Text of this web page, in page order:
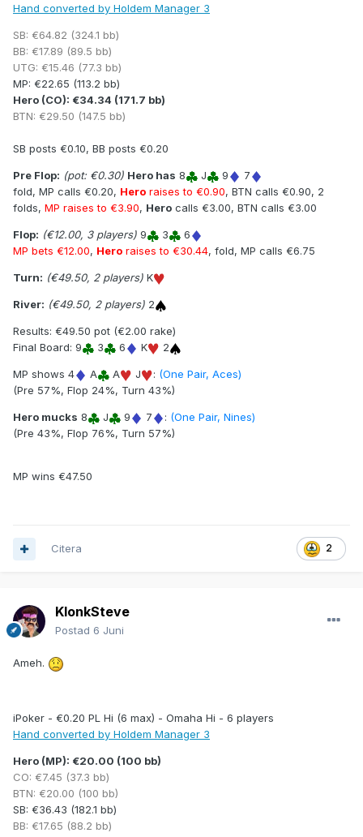
Hero (BTN): €37.46 (187.3 bb)
SB: €264.39 (1321.9 bb)
BB: €64.82 (324.1 bb)
UTG: €25.35 (126.8 bb)
MP: €20.00 (100 bb)
CO: €148.78 (743.9 bb)
SB posts €0.10, BB posts €0.20
Pre Flop: (pot: €0.30) Hero has
folds, MP calls €0.90, CO calls €0.90
Flop: (€3.60, 3 players)2 2
A
Turn: (€14.40, 3 players) 9
MP bets €0.90 ,CO raises to €23.60
Results: €95.22 pot (€2.00 rake)
Final Board: 2
2 A 9 8
Hero showsA T A 7 :(Full House, Aces full of
Twos)
Main Pot: [€60.30]: (
Pre 48% Turn 97%
Side Pot: [€34.92]: (
Pre 74% , Flop 95% Turn 97%
Hand converted by Holdem Manager 3
SB: €64.82 (324.1 bb)
BB: €17.89 (89.5 bb)
UTG: €15.46 (77.3 bb)
MP: €22.65 (113.2 bb)
Hero (CO): €34.34 (171.7 bb)
BTN: €29.50 (147.5 bb)
SB posts €0.10, BB posts €0.20
Pre Flop: (pot: €0.30) Hero has 8 J 9
7
fold, MP calls €0.20, Hero raises to €0.90, BTN calls €0.90, 2
folds, MP raises to €3.90, Hero calls €3.00, BTN calls €3.00
Flop: (€12.00, 3 players) 9 3
6
MP bets €12.00, Hero raises to €30.44, fold, MP calls €6.75
Turn: (€49.50, 2 players) K
River: (€49.50, 2 players) 2
Results: €49.50 pot (€2.00 rake)
Final Board: 9
3 6 K 2
MP shows 4 A A J : (One Pair, Aces)
(Pre 57%, Flop 24%, Turn 43%)
Hero mucks 8 J 9 7 : (One Pair, Nines)
(Pre 43%, Flop 76%, Turn 57%)
MP wins €47.50
2
Citera
KlonkSteve
Postad 6 Juni
Ameh.
iPoker - €0.20 PL Hi (6 max) - Omaha Hi - 6 players
Hand converted by Holdem Manager 3
Hero (MP): €20.00 (100 bb)
CO: €7.45 (37.3 bb)
BTN: €20.00 (100 bb)
SB: €36.43 (182.1 bb)
BB: €17.65 (88.2 bb)